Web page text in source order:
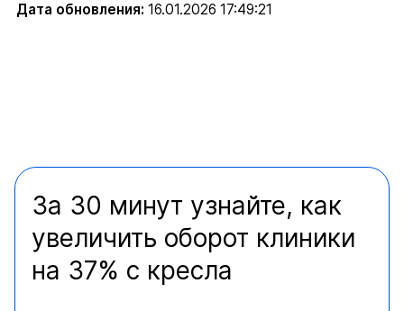
Дата обновления: 16.01.2026 17:49:21
За 30 минут узнайте, как
увеличить оборот клиники
на 37% с кресла